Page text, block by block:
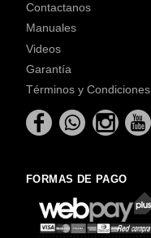
Contactanos
Manuales
Videos
Garantía
Términos y Condiciones
FORMAS DE PAGO